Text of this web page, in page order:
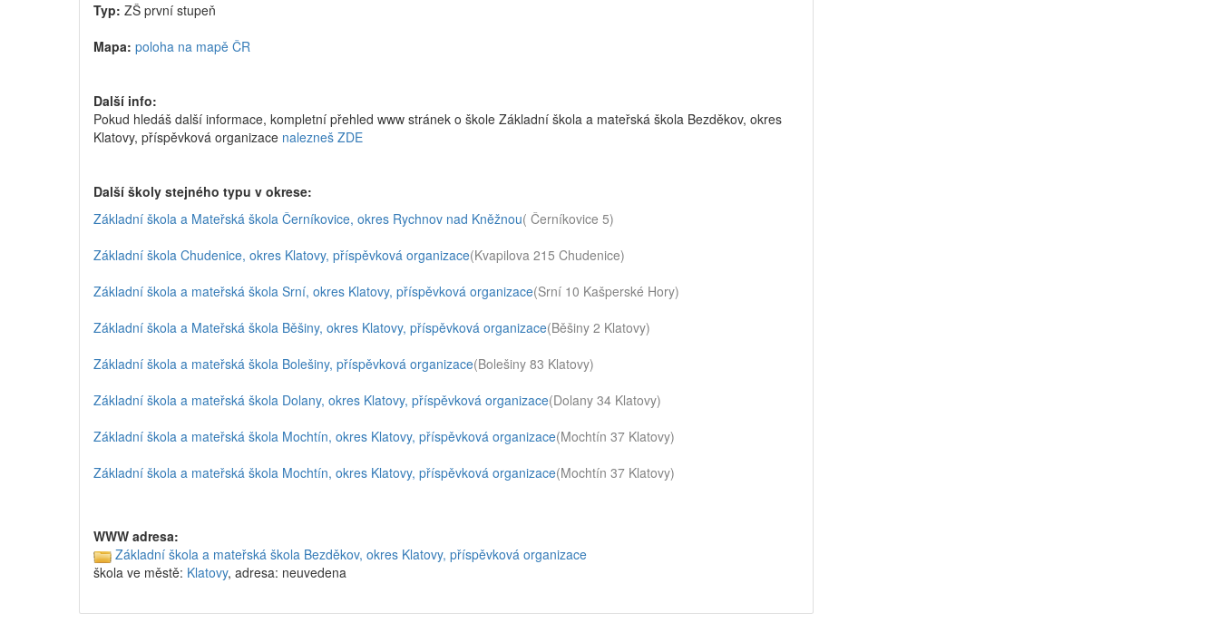
Typ: ZŠ první stupeň
Mapa: poloha na mapě ČR
Další info:
Pokud hledáš další informace, kompletní přehled www stránek o škole Základní škola a mateřská škola Bezděkov, okres
Klatovy, příspěvková organizace nalezneš ZDE
Další školy stejného typu v okrese:
Základní škola a Mateřská škola Černíkovice, okres Rychnov nad Kněžnou( Černíkovice 5)
Základní škola Chudenice, okres Klatovy, příspěvková organizace(Kvapilova 215 Chudenice)
Základní škola a mateřská škola Srní, okres Klatovy, příspěvková organizace(Srní 10 Kašperské Hory)
Základní škola a Mateřská škola Běšiny, okres Klatovy, příspěvková organizace(Běšiny 2 Klatovy)
Základní škola a mateřská škola Bolešiny, příspěvková organizace(Bolešiny 83 Klatovy)
Základní škola a mateřská škola Dolany, okres Klatovy, příspěvková organizace(Dolany 34 Klatovy)
Základní škola a mateřská škola Mochtín, okres Klatovy, příspěvková organizace(Mochtín 37 Klatovy)
Základní škola a mateřská škola Mochtín, okres Klatovy, příspěvková organizace(Mochtín 37 Klatovy)
WWW adresa:
Základní škola a mateřská škola Bezděkov, okres Klatovy, příspěvková organizace
škola ve městě: Klatovy, adresa: neuvedena